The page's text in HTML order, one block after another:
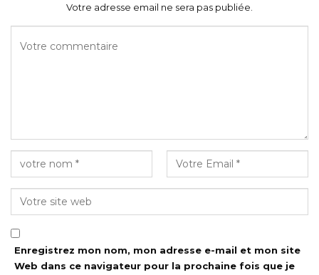
Votre adresse email ne sera pas publiée.
Enregistrez mon nom, mon adresse e-mail et mon site
Web dans ce navigateur pour la prochaine fois que je